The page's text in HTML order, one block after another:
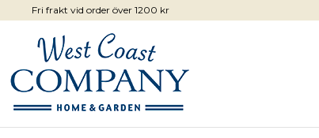
Fri frakt vid order över 1200 kr